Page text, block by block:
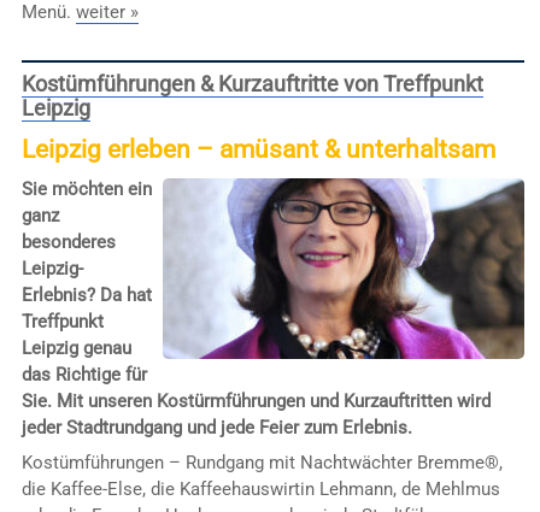
Menü. weiter »
Kostümführungen & Kurzauftritte von Treffpunkt
Leipzig
Leipzig erleben – amüsant & unterhaltsam
Sie möchten ein
ganz
besonderes
Leipzig-
Erlebnis? Da hat
Treffpunkt
Leipzig genau
das Richtige für
Sie. Mit unseren Kostürmführungen und Kurzauftritten wird
jeder Stadtrundgang und jede Feier zum Erlebnis.
Kostümführungen – Rundgang mit Nachtwächter Bremme®,
die Kaffee-Else, die Kaffeehauswirtin Lehmann, de Mehlmus